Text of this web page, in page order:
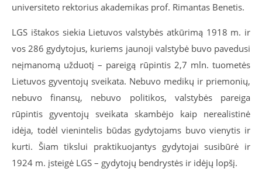
universiteto rektorius akademikas prof. Rimantas Benetis.
LGS ištakos siekia Lietuvos valstybės atkūrimą 1918 m. ir
vos 286 gydytojus, kuriems jaunoji valstybė buvo pavedusi
neįmanomą užduotį – pareigą rūpintis 2,7 mln. tuometės
Lietuvos gyventojų sveikata. Nebuvo medikų ir priemonių,
nebuvo finansų, nebuvo politikos, valstybės pareiga
rūpintis gyventojų sveikata skambėjo kaip nerealistinė
idėja, todėl vienintelis būdas gydytojams buvo vienytis ir
kurti. Šiam tikslui praktikuojantys gydytojai susibūrė ir
1924 m. įsteigė LGS – gydytojų bendrystės ir idėjų lopšį.